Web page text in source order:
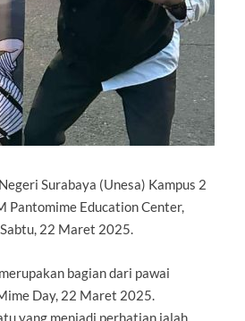
Surabaya (Unesa) Kampus 2
Pantomime Education Center,
22 Maret 2025.
bagian dari pawai
Day, 22 Maret 2025.
yang menjadi perhatian ialah